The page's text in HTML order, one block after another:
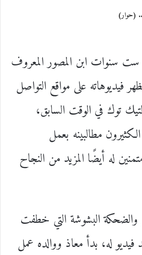
(حوار)
سنوات ابن المصور المعروف
فيديوهاته على مواقع التواصل
توك في الوقت السابق،
مطالبينه بعمل
له أيضًا المزيد من النجاح
والضحكة البشوشة التي خطفت
له، بدأ معاذ ووالده عمل